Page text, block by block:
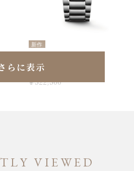
新作
L3.812.4.60.6
￥522,500
らに表示
VIEWED